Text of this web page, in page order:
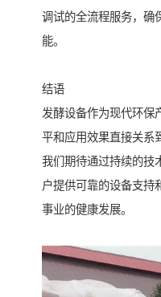
调试的全流程服务，确
能。
结语
发酵设备作为现代环保
平和应用效果直接关系
我们期待通过持续的技
户提供可靠的设备支持
事业的健康发展。